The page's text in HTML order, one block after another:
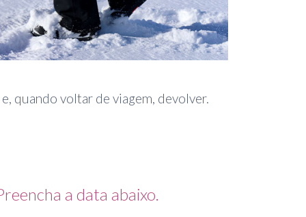
quando voltar de viagem, devolver.
a data abaixo.